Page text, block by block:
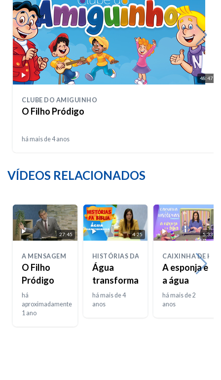
48:47
CLUBE DO AMIGUINHO
O Filho Pródigo
há mais de 4 anos
VÍDEOS RELACIONADOS
27:45
A MENSAGEM
O Filho
Pródigo
há
aproximadamente
1 ano
4:25
HISTÓRIAS DA BIBLIA
Água
transformada
há mais de 4
anos
5:33
CAIXINHA DE
A esponja e
a água
há mais de 2
anos